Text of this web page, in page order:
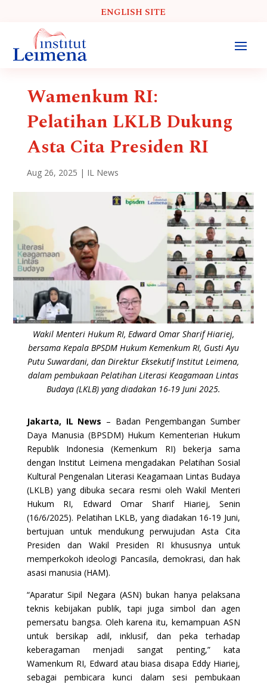
ENGLISH SITE
Wamenkum RI:
Pelatihan LKLB Dukung
Asta Cita Presiden RI
Aug 26, 2025 | IL News
Wakil Menteri Hukum RI, Edward Omar Sharif Hiariej,
bersama Kepala BPSDM Hukum Kemenkum RI, Gusti Ayu
Putu Suwardani, dan Direktur Eksekutif Institut Leimena,
dalam pembukaan Pelatihan Literasi Keagamaan Lintas
Budaya (LKLB) yang diadakan 16-19 Juni 2025.
Jakarta, IL News – Badan Pengembangan Sumber
Daya Manusia (BPSDM) Hukum Kementerian Hukum
Republik Indonesia (Kemenkum RI) bekerja sama
dengan Institut Leimena mengadakan Pelatihan Sosial
Kultural Pengenalan Literasi Keagamaan Lintas Budaya
(LKLB) yang dibuka secara resmi oleh Wakil Menteri
Hukum RI, Edward Omar Sharif Hiariej, Senin
(16/6/2025). Pelatihan LKLB, yang diadakan 16-19 Juni,
bertujuan untuk mendukung perwujudan Asta Cita
Presiden dan Wakil Presiden RI khususnya untuk
memperkokoh ideologi Pancasila, demokrasi, dan hak
asasi manusia (HAM).
“Aparatur Sipil Negara (ASN) bukan hanya pelaksana
teknis kebijakan publik, tapi juga simbol dan agen
pemersatu bangsa. Oleh karena itu, kemampuan ASN
untuk bersikap adil, inklusif, dan peka terhadap
keberagaman menjadi sangat penting,” kata
Wamenkum RI, Edward atau biasa disapa Eddy Hiariej,
sebagai pembicara kunci dalam sesi pembukaan